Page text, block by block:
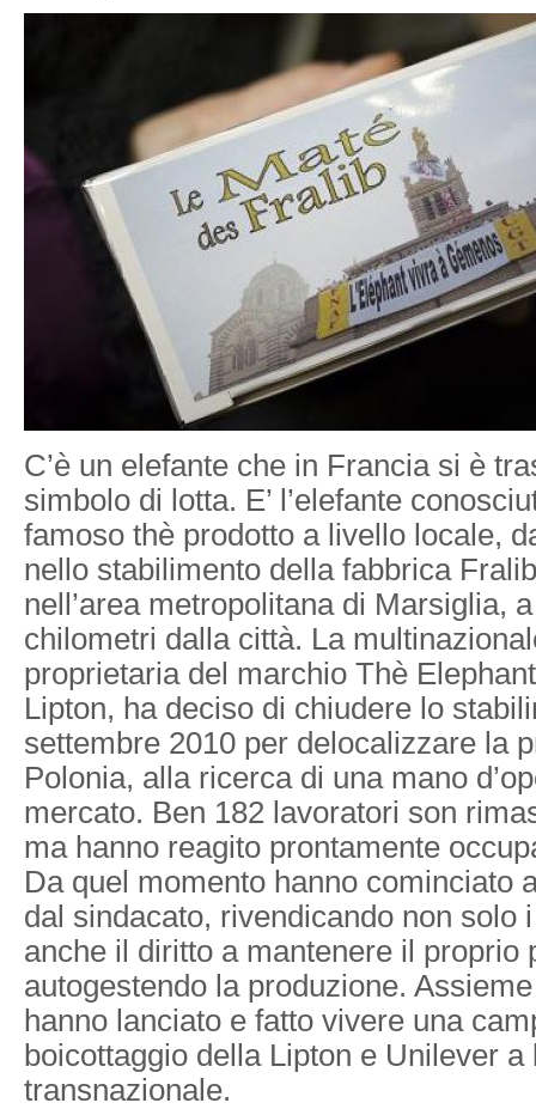
C’è un elefante che in Francia si è
simbolo di lotta. E’ l’elefante
famoso thè prodotto a livello locale,
nello stabilimento della fabbrica
nell’area metropolitana di Marsiglia,
chilometri dalla città. La
proprietaria del marchio Thè
Lipton, ha deciso di chiudere lo
settembre 2010 per delocalizzare la
Polonia, alla ricerca di una mano
mercato. Ben 182 lavoratori son
ma hanno reagito prontamente
Da quel momento hanno cominciato
dal sindacato, rivendicando non solo
anche il diritto a mantenere il proprio
autogestendo la produzione.
hanno lanciato e fatto vivere una
boicottaggio della Lipton e Unilever a
transnazionale.